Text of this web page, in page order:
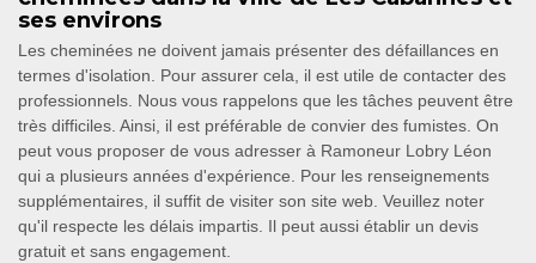
ses environs
Les cheminées ne doivent jamais présenter des défaillances en
termes d'isolation. Pour assurer cela, il est utile de contacter des
professionnels. Nous vous rappelons que les tâches peuvent être
très difficiles. Ainsi, il est préférable de convier des fumistes. On
peut vous proposer de vous adresser à Ramoneur Lobry Léon
qui a plusieurs années d'expérience. Pour les renseignements
supplémentaires, il suffit de visiter son site web. Veuillez noter
qu'il respecte les délais impartis. Il peut aussi établir un devis
gratuit et sans engagement.